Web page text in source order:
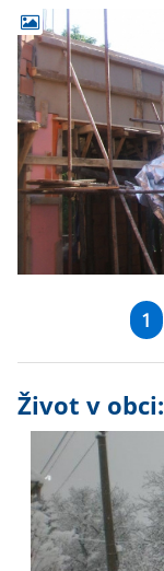
1
Život v obci: